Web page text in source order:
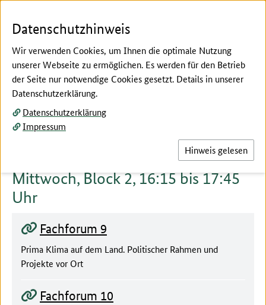
Hier beginnt der Hauptinhalt dieser Seite
Fachforen Block 2
Mittwoch, Block 2, 16:15 bis 17:45
Uhr
Fachforum 9
Prima Klima auf dem Land. Politischer Rahmen und
Projekte vor Ort
Fachforum 10
Datenschutzhinweis
Wir verwenden Cookies, um Ihnen die optimale Nutzung
unserer Webseite zu ermöglichen. Es werden für den Betrieb
der Seite nur notwendige Cookies gesetzt. Details in unserer
Datenschutzerklärung.
Datenschutzerklärung
Impressum
Hinweis gelesen